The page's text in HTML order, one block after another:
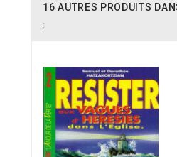
16 AUTRES PRODUITS
: